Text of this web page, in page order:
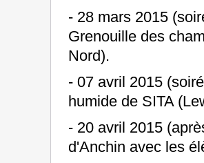
- 28 mars 2015
Grenouille des
Nord).
- 07 avril 2015
humide de SITA
- 20 avril 2015
d'Anchin avec les